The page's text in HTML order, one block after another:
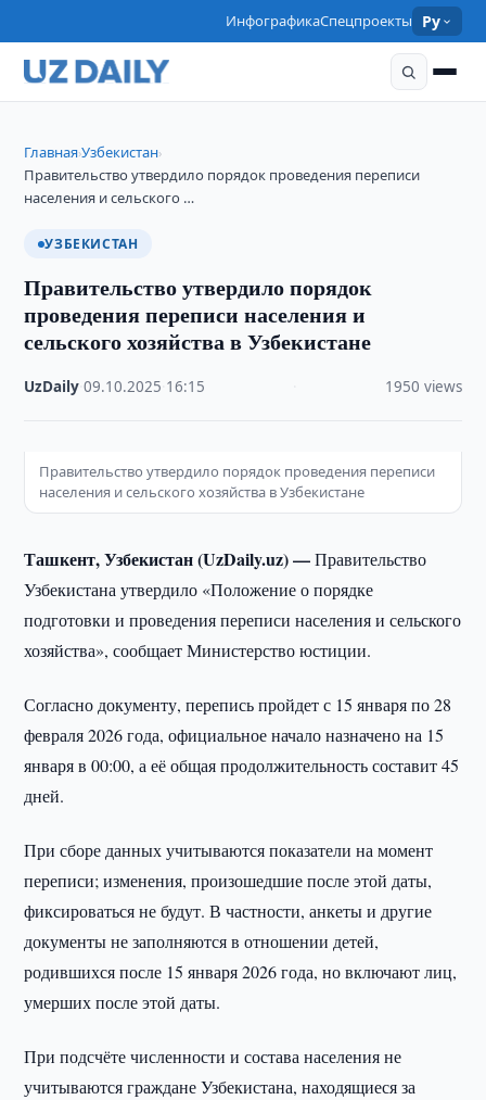
ИнфографикаСпецпроекты Ру
Главная›Узбекистан›
Правительство утвердило порядок проведения переписи
населения и сельского …
УЗБЕКИСТАН
Правительство утвердило порядок
проведения переписи населения и
сельского хозяйства в Узбекистане
UzDaily ·09.10.2025 16:15 1950 views
Правительство утвердило порядок проведения переписи
населения и сельского хозяйства в Узбекистане
Ташкент, Узбекистан (UzDaily.uz) —Правительство
Узбекистана утвердило «Положение о порядке
подготовки и проведения переписи населения и сельского
хозяйства», сообщает Министерство юстиции.
Согласно документу, перепись пройдет с 15 января по 28
февраля 2026 года, официальное начало назначено на 15
января в 00:00, а её общая продолжительность составит 45
дней.
При сборе данных учитываются показатели на момент
переписи; изменения, произошедшие после этой даты,
фиксироваться не будут. В частности, анкеты и другие
документы не заполняются в отношении детей,
родившихся после 15 января 2026 года, но включают лиц,
умерших после этой даты.
При подсчёте численности и состава населения не
учитываются граждане Узбекистана, находящиеся за